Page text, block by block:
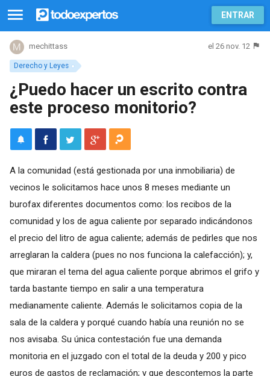
ENTRAR
Derecho y Leyes
mechittass el 26 nov. 12
¿Puedo hacer un escrito contra
este proceso monitorio?
A la comunidad (está gestionada por una inmobiliaria) de
vecinos le solicitamos hace unos 8 meses mediante un
burofax diferentes documentos como: los recibos de la
comunidad y los de agua caliente por separado indicándonos
el precio del litro de agua caliente; además de pedirles que nos
arreglaran la caldera (pues no nos funciona la calefacción); y,
que miraran el tema del agua caliente porque abrimos el grifo y
tarda bastante tiempo en salir a una temperatura
medianamente caliente. Además le solicitamos copia de la
sala de la caldera y porqué cuando había una reunión no se
nos avisaba. Su única contestación fue una demanda
monitoria en el juzgado con el total de la deuda y 200 y pico
euros de gastos de reclamación; y que descontemos la parte